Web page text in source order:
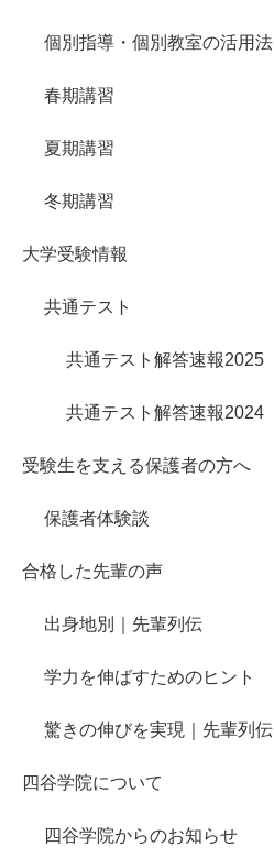
個別指導・個別教室の活用法
春期講習
夏期講習
冬期講習
大学受験情報
共通テスト
共通テスト解答速報2025
共通テスト解答速報2024
受験生を支える保護者の方へ
保護者体験談
合格した先輩の声
出身地別｜先輩列伝
学力を伸ばすためのヒント
驚きの伸びを実現｜先輩列伝
四谷学院について
四谷学院からのお知らせ